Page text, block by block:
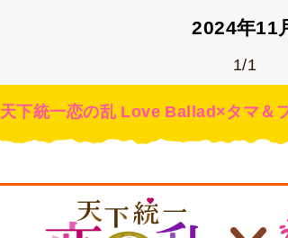
2024年11
1/1
天下統一恋の乱 Love Ballad×タマ＆